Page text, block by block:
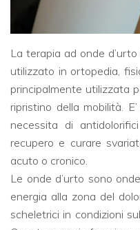
La terapia ad onde
utilizzato in ortopedia,
principalmente utilizzata
ripristino della mobilità.
necessita di
recupero e curare
acuto o cronico.
Le onde d’urto sono
energia alla zona del
scheletrici in condizioni